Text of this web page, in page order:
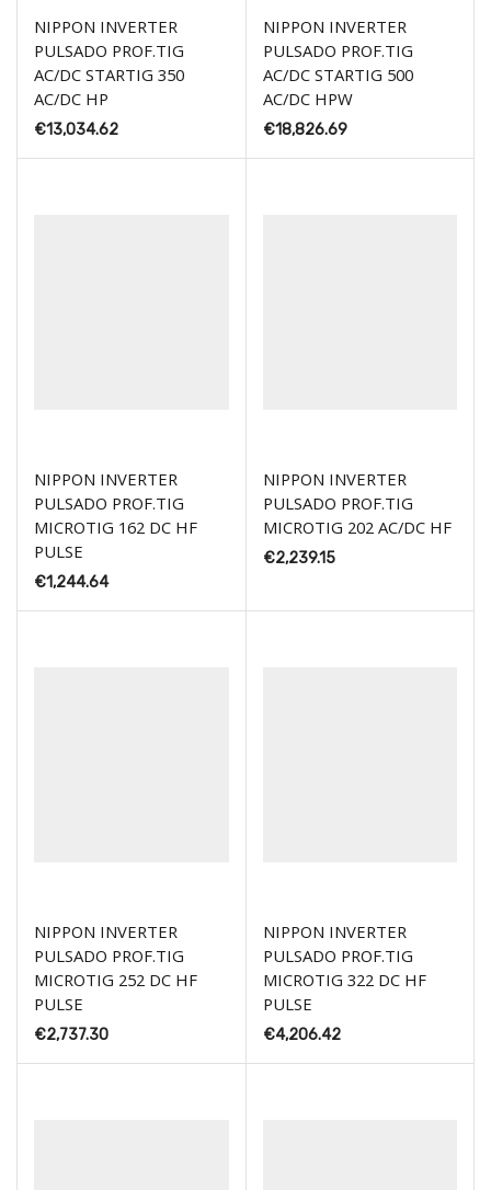
NIPPON INVERTER
PULSADO PROF.TIG
AC/DC STARTIG 350
AC/DC HP
€13,034.62
NIPPON INVERTER
PULSADO PROF.TIG
AC/DC STARTIG 500
AC/DC HPW
€18,826.69
NIPPON INVERTER
PULSADO PROF.TIG
MICROTIG 162 DC HF
PULSE
€1,244.64
NIPPON INVERTER
PULSADO PROF.TIG
MICROTIG 202 AC/DC HF
€2,239.15
NIPPON INVERTER
PULSADO PROF.TIG
MICROTIG 252 DC HF
PULSE
€2,737.30
NIPPON INVERTER
PULSADO PROF.TIG
MICROTIG 322 DC HF
PULSE
€4,206.42